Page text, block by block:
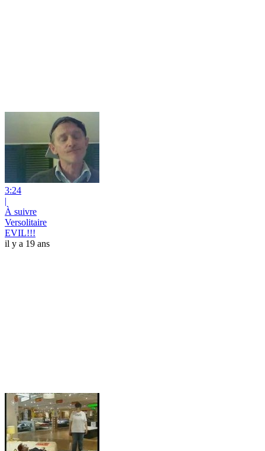
3:24
|
À suivre
Versolitaire
EVIL!!!
il y a 19 ans